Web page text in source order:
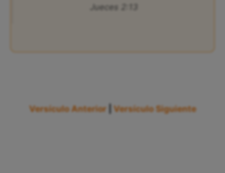
Jueces 2:13
Versículo Anterior Versículo Siguiente